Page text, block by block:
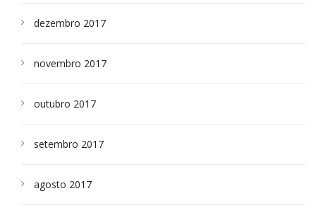
dezembro 2017
novembro 2017
outubro 2017
setembro 2017
agosto 2017